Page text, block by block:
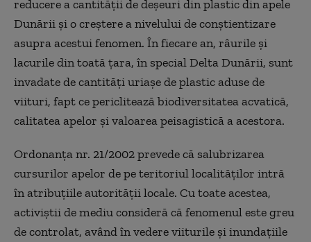
reducere a cantităţii de deşeuri din plastic din apele
Dunării şi o creştere a nivelului de conştientizare
asupra acestui fenomen. În fiecare an, râurile şi
lacurile din toată ţara, în special Delta Dunării, sunt
invadate de cantităţi uriaşe de plastic aduse de
viituri, fapt ce periclitează biodiversitatea acvatică,
calitatea apelor şi valoarea peisagistică a acestora.
Ordonanţa nr. 21/2002 prevede că salubrizarea
cursurilor apelor de pe teritoriul localităţilor intră
în atribuţiile autorităţii locale. Cu toate acestea,
activiştii de mediu consideră că fenomenul este greu
de controlat, având în vedere viiturile şi inundaţiile